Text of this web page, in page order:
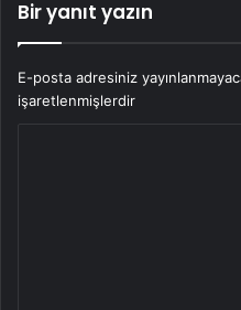
Bir yanıt yazın
E-posta adresiniz
işaretlenmişlerdir